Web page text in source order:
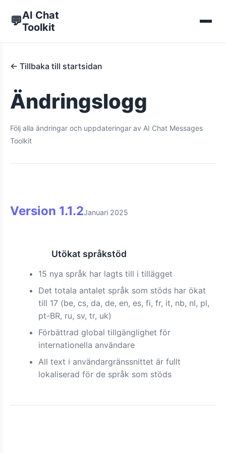
💬AI Chat
Toolkit
← Tillbaka till startsidan
Ändringslogg
Följ alla ändringar och uppdateringar av AI Chat Messages
Toolkit
Version 1.1.2Januari 2025
Utökat språkstöd
15 nya språk har lagts till i tillägget
Det totala antalet språk som stöds har ökat
till 17 (be, cs, da, de, en, es, fi, fr, it, nb, nl, pl,
pt-BR, ru, sv, tr, uk)
Förbättrad global tillgänglighet för
internationella användare
All text i användargränssnittet är fullt
lokaliserad för de språk som stöds